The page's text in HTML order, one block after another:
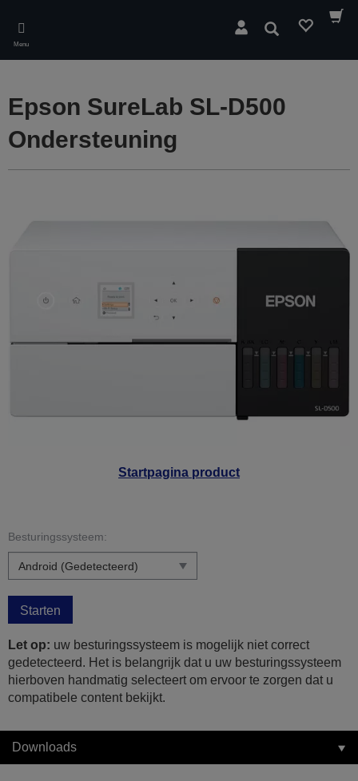
main
content
Menu
Zoeken
Startpagina product
Epson SureLab SL-D500
Ondersteuning
Besturingssysteem:
Starten
Let op: uw besturingssysteem is mogelijk niet correct
gedetecteerd. Het is belangrijk dat u uw besturingssysteem
hierboven handmatig selecteert om ervoor te zorgen dat u
compatibele content bekijkt.
Downloads